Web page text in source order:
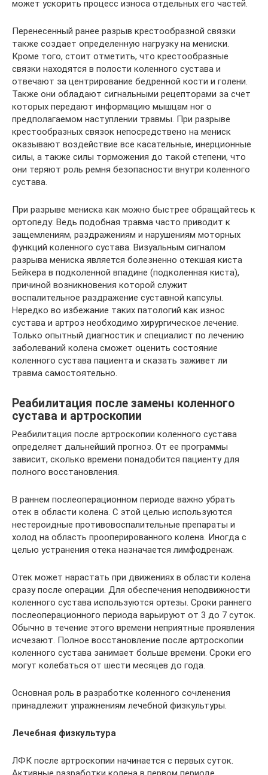
может ускорить процесс износа отдельных его частей.
Перенесенный ранее разрыв крестообразной связки
также создает определенную нагрузку на мениски.
Кроме того, стоит отметить, что крестообразные
связки находятся в полости коленного сустава и
отвечают за центрирование бедренной кости и голени.
Также они обладают сигнальными рецепторами за счет
которых передают информацию мышцам ног о
предполагаемом наступлении травмы. При разрыве
крестообразных связок непосредствено на мениск
оказывают воздействие все касательные, инерционные
силы, а также силы торможения до такой степени, что
они теряют роль ремня безопасности внутри коленного
сустава.
При разрыве мениска как можно быстрее обращайтесь к
ортопеду: Ведь подобная травма часто приводит к
защемлениям, раздражениям и нарушениям моторных
функций коленного сустава. Визуальным сигналом
разрыва мениска является болезненно отекшая киста
Бейкера в подколенной впадине (подколенная киста),
причиной возникновения которой служит
воспалительное раздражение суставной капсулы.
Нередко во избежание таких патологий как износ
сустава и артроз необходимо хирургическое лечение.
Только опытный диагностик и специалист по лечению
заболеваний колена сможет оценить состояние
коленного сустава пациента и сказать заживет ли
травма самостоятельно.
Реабилитация после замены коленного
сустава и артроскопии
Реабилитация после артроскопии коленного сустава
определяет дальнейший прогноз. От ее программы
зависит, сколько времени понадобится пациенту для
полного восстановления.
В раннем послеоперационном периоде важно убрать
отек в области колена. С этой целью используются
нестероидные противовоспалительные препараты и
холод на область прооперированного колена. Иногда с
целью устранения отека назначается лимфодренаж.
Отек может нарастать при движениях в области колена
сразу после операции. Для обеспечения неподвижности
коленного сустава используются ортезы. Сроки раннего
послеоперационного периода варьируют от 3 до 7 суток.
Обычно в течение этого времени неприятные проявления
исчезают. Полное восстановление после артроскопии
коленного сустава занимает больше времени. Сроки его
могут колебаться от шести месяцев до года.
Основная роль в разработке коленного сочленения
принадлежит упражнениям лечебной физкультуры.
Лечебная физкультура
ЛФК после артроскопии начинается с первых суток.